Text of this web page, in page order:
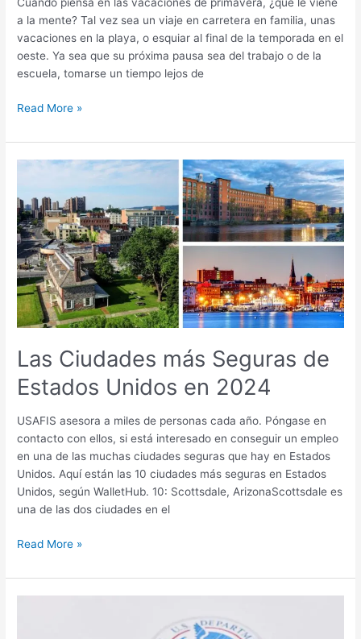
Cuando piensa en las vacaciones de primavera, ¿qué le viene
a la mente? Tal vez sea un viaje en carretera en familia, unas
vacaciones en la playa, o esquiar al final de la temporada en el
oeste. Ya sea que su próxima pausa sea del trabajo o de la
escuela, tomarse un tiempo lejos de
Read More »
Las Ciudades más Seguras de
Estados Unidos en 2024
USAFIS asesora a miles de personas cada año. Póngase en
contacto con ellos, si está interesado en conseguir un empleo
en una de las muchas ciudades seguras que hay en Estados
Unidos. Aquí están las 10 ciudades más seguras en Estados
Unidos, según WalletHub. 10: Scottsdale, ArizonaScottsdale es
una de las dos ciudades en el
más
Seguras
de
Estados
Unidos
en
2024
Read More »